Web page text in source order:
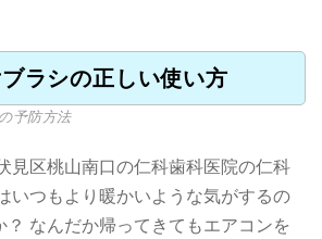
ラシの正しい使い方
予防方法
見区桃山南口の仁科歯科医院の仁科
いつもより暖かいような気がするの
？ なんだか帰ってきてもエアコンを